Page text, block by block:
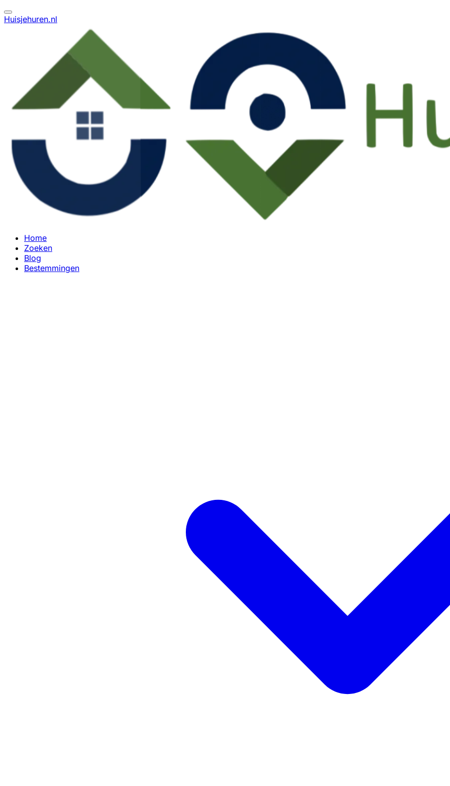
Huisjehuren.nl
Home
Zoeken
Blog
Bestemmingen